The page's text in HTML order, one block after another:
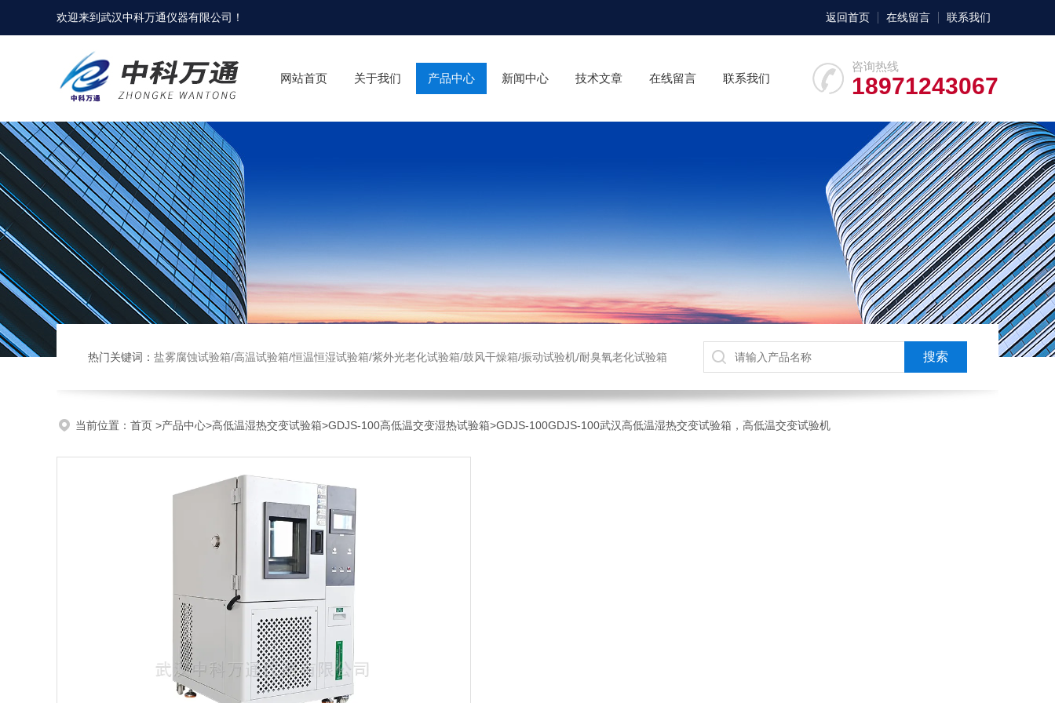
欢迎来到武汉中科万通仪器有限公司 ！ 返回首页 在线留言 联系我们
咨询热线
18971243067
网站首页 关于我们 产品中心 新闻中心 技术文章 在线留言 联系我们
热门关键词： 盐雾腐蚀试验箱/高温试验箱/恒温恒湿试验箱/紫外光老化试验箱/鼓风干燥箱/振动试验机/耐臭氧老化试验箱
当前位置： 首页 >产品中心>高低温湿热交变试验箱>GDJS-100高低温交变湿热试验箱>GDJS-100GDJS-100武汉高低温湿热交变试验箱，高低温交变试验机